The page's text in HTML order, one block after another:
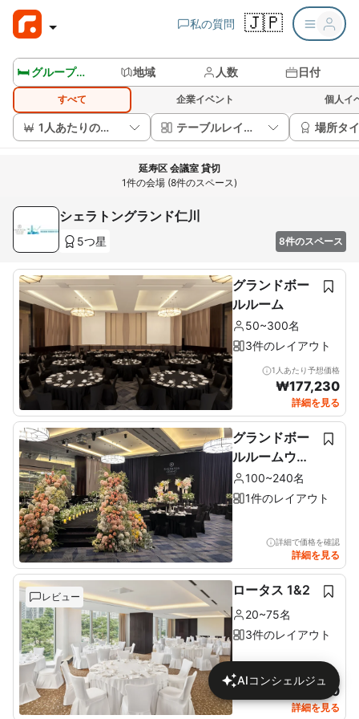
私の質問 🇯🇵
🛏️ グループルームを見る 地域 人数 日付
すべて 企業イベント 個人イ
1人あたりの価格 テーブルレイアウト 場所タ
延寿区 会議室 貸切
1件の会場 (8件のスペース)
シェラトングランド仁川
5つ星 8件のスペース
グランドボー
ルルーム
50~300名
3件のレイアウト
1人あたり予想価格
₩177,230
詳細を見る
グランドボー
ルルームウェ
ディング
100~240名
1件のレイアウト
詳細で価格を確認
詳細を見る
レビュー ロータス 1&2
20~75名
3件のレイアウト
1人あたり予想価格
134,400
詳細を見る
AIコンシェルジュ